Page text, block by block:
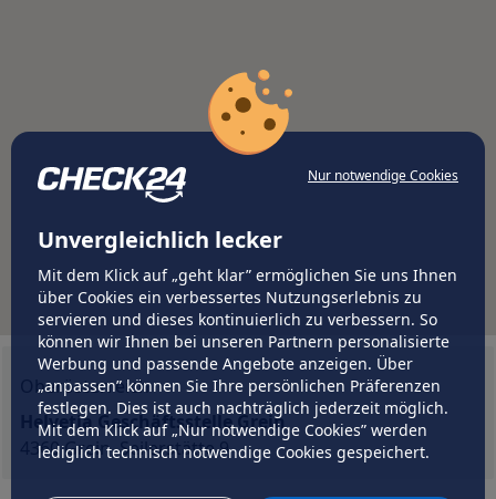
Nur notwendige Cookies
Unvergleichlich lecker
Mit dem Klick auf „geht klar” ermöglichen Sie uns Ihnen
über Cookies ein verbessertes Nutzungserlebnis zu
servieren und dieses kontinuierlich zu verbessern. So
können wir Ihnen bei unseren Partnern personalisierte
Werbung und passende Angebote anzeigen. Über
„anpassen” können Sie Ihre persönlichen Präferenzen
festlegen. Dies ist auch nachträglich jederzeit möglich.
Mit dem Klick auf „Nur notwendige Cookies” werden
lediglich technisch notwendige Cookies gespeichert.
Oberösterreich
Helvetia Geschäftsstelle Grein
4360 Grein, Seilerstätte 9